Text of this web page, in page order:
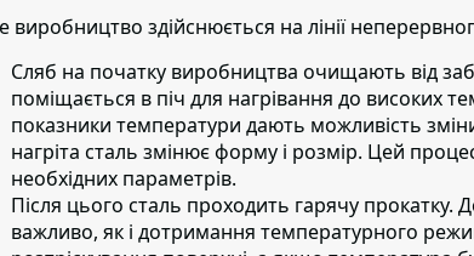
виробництво здійснюється на лінії
Сляб на початку виробництва очищають від
поміщається в піч для нагрівання до високих
показники температури дають можливість
нагріта сталь змінює форму і розмір. Цей
необхідних параметрів.
Після цього сталь проходить гарячу прокатку.
важливо, як і дотримання температурного